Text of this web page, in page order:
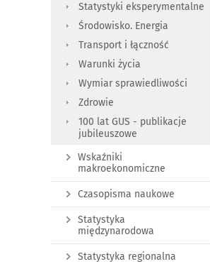
Statystyki eksperymentalne
Środowisko. Energia
Transport i łączność
Warunki życia
Wymiar sprawiedliwości
Zdrowie
100 lat GUS - publikacje
jubileuszowe
Wskaźniki
makroekonomiczne
Czasopisma naukowe
Statystyka
międzynarodowa
Statystyka regionalna